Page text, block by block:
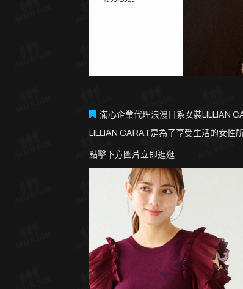
滿心企業代理浪漫日系女裝LILLIAN
LILLIAN CARAT是為了享受生活的女性
點擊下方圖片立即逛逛